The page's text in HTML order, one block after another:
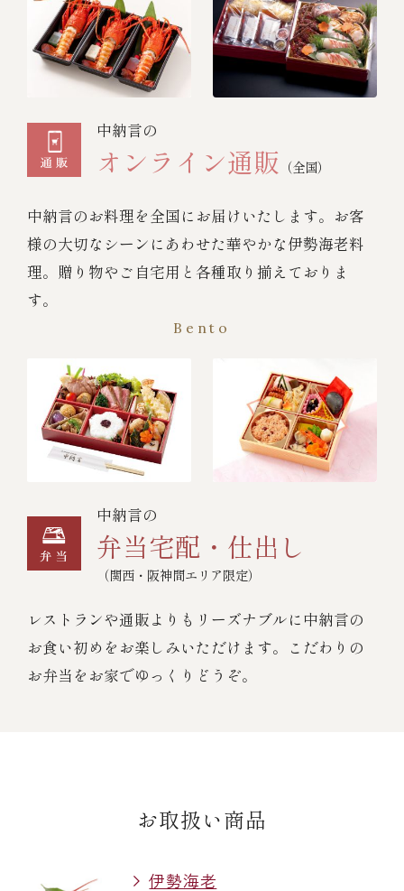
中納言の
オンライン通販 （全国）
中納言のお料理を全国にお届けいたします。お客
様の大切なシーンにあわせた華やかな伊勢海老料
理。贈り物やご自宅用と各種取り揃えておりま
す。
Bento
中納言の
弁当宅配・仕出し
（関西・阪神間エリア限定）
レストランや通販よりもリーズナブルに中納言の
お食い初めをお楽しみいただけます。こだわりの
お弁当をお家でゆっくりどうぞ。
お取扱い商品
伊勢海老